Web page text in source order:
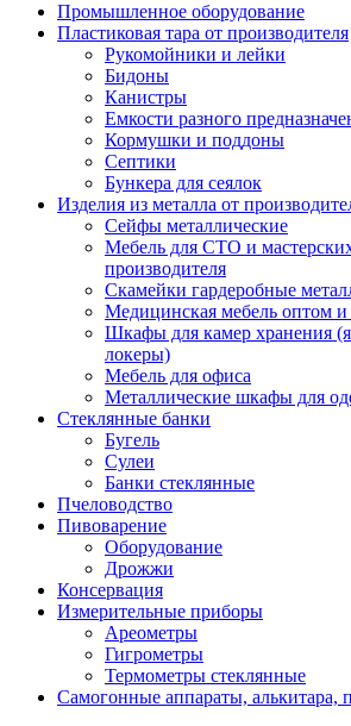
Промышленное оборудование
Пластиковая тара от производителя
Рукомойники и лейки
Бидоны
Канистры
Емкости разного
Кормушки и поддоны
Септики
Бункера для сеялок
Изделия из металла от
Сейфы металлические
Мебель для СТО и
производителя
Скамейки гардеробные
Медицинская мебель оптом и
Шкафы для камер хранения
локеры)
Мебель для офиса
Металлические шкафы для
Стеклянные банки
Бугель
Сулеи
Банки стеклянные
Пчеловодство
Пивоварение
Оборудование
Дрожжи
Консервация
Измерительные приборы
Ареометры
Гигрометры
Термометры стеклянные
Самогонные аппараты, алькитара,